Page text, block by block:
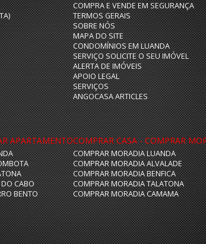
COMPRA E VENDE EM SEGURANÇA
TERMOS GERAIS
SOBRE NÓS
MAPA DO SITE
CONDOMÍNIOS EM LUANDA
SERVIÇO SOLICITE O SEU IMÓVEL
ALERTA DE IMÓVEIS
APOIO LEGAL
SERVIÇOS
ANGOCASA ARTICLES
APARTAMENTO
CABO
BENTO
COMPRAR CASA - COMPRAR
COMPRAR MORADIA LUANDA
COMPRAR MORADIA ALVALADE
COMPRAR MORADIA BENFICA
COMPRAR MORADIA TALATONA
COMPRAR MORADIA CAMAMA